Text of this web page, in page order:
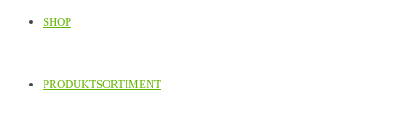
SHOP
PRODUKTSORTIMENT